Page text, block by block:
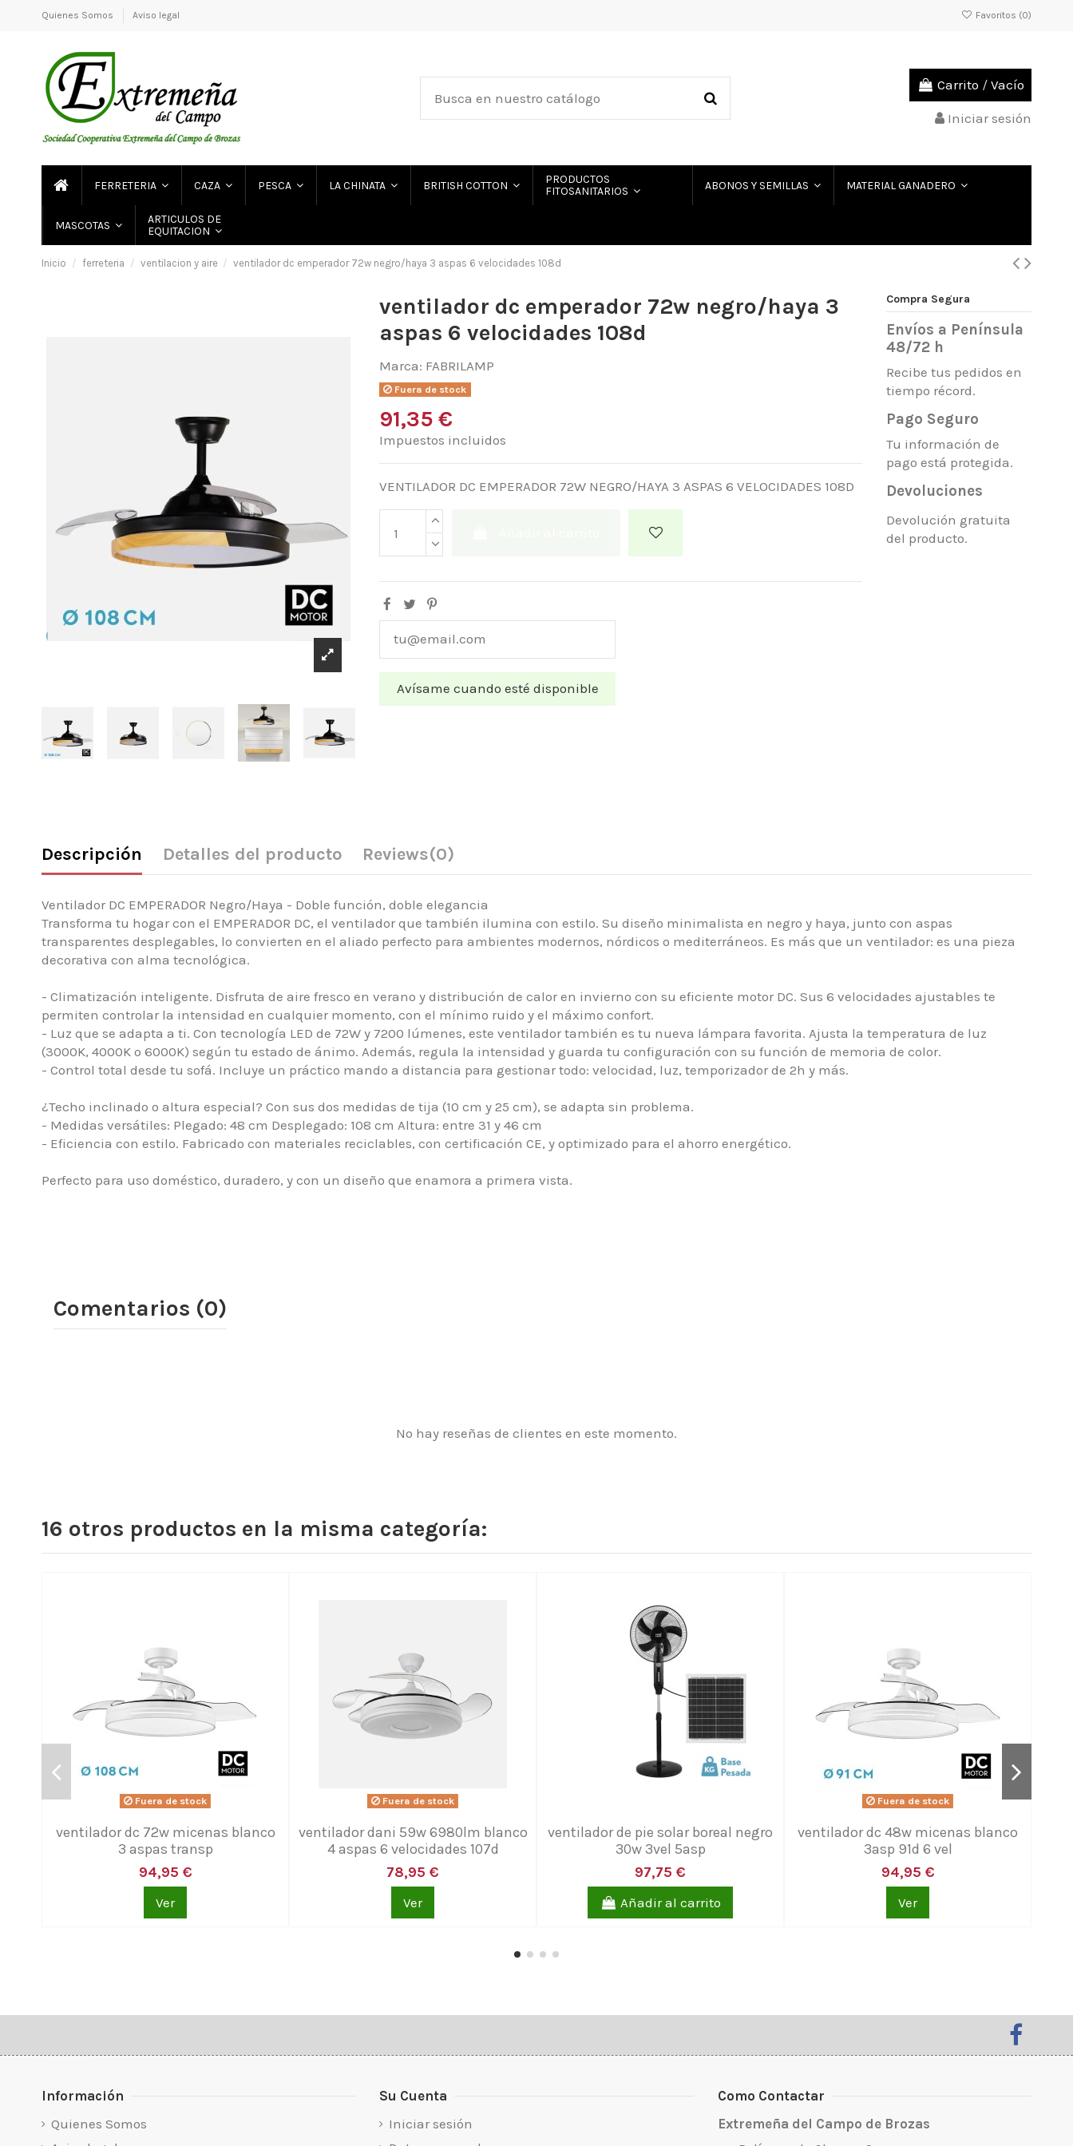
Quienes Somos Aviso legal Favoritos (0)
Carrito / Vacío
Iniciar sesión
FERRETERIA CAZA PESCA LA CHINATA BRITISH COTTON
PRODUCTOS
FITOSANITARIOS
ABONOS Y SEMILLAS MATERIAL GANADERO
MASCOTAS
ARTICULOS DE
EQUITACION
Inicio ferreteria ventilacion y aire ventilador dc emperador 72w negro/haya 3 aspas 6 velocidades 108d
ventilador dc emperador 72w negro/haya 3
aspas 6 velocidades 108d
Marca: FABRILAMP
Fuera de stock
91,35 €
Impuestos incluidos
VENTILADOR DC EMPERADOR 72W NEGRO/HAYA 3 ASPAS 6 VELOCIDADES 108D
Compra Segura
Envíos a Península
48/72 h
Recibe tus pedidos en
tiempo récord.
Pago Seguro
Tu información de
pago está protegida.
Devoluciones
Devolución gratuita
del producto.
Descripción Detalles del producto Reviews(0)
Ventilador DC EMPERADOR Negro/Haya - Doble función, doble elegancia
Transforma tu hogar con el EMPERADOR DC, el ventilador que también ilumina con estilo. Su diseño minimalista en negro y haya, junto con aspas
transparentes desplegables, lo convierten en el aliado perfecto para ambientes modernos, nórdicos o mediterráneos. Es más que un ventilador: es una pieza
decorativa con alma tecnológica.
- Climatización inteligente. Disfruta de aire fresco en verano y distribución de calor en invierno con su eficiente motor DC. Sus 6 velocidades ajustables te
permiten controlar la intensidad en cualquier momento, con el mínimo ruido y el máximo confort.
- Luz que se adapta a ti. Con tecnología LED de 72W y 7200 lúmenes, este ventilador también es tu nueva lámpara favorita. Ajusta la temperatura de luz
(3000K, 4000K o 6000K) según tu estado de ánimo. Además, regula la intensidad y guarda tu configuración con su función de memoria de color.
- Control total desde tu sofá. Incluye un práctico mando a distancia para gestionar todo: velocidad, luz, temporizador de 2h y más.
¿Techo inclinado o altura especial? Con sus dos medidas de tija (10 cm y 25 cm), se adapta sin problema.
- Medidas versátiles: Plegado: 48 cm Desplegado: 108 cm Altura: entre 31 y 46 cm
- Eficiencia con estilo. Fabricado con materiales reciclables, con certificación CE, y optimizado para el ahorro energético.
Perfecto para uso doméstico, duradero, y con un diseño que enamora a primera vista.
Comentarios (0)
No hay reseñas de clientes en este momento.
16 otros productos en la misma categoría:
Fuera de stock
ventilador dc 72w micenas blanco
3 aspas transp
94,95 €
Ver
Fuera de stock
ventilador dani 59w 6980lm blanco
4 aspas 6 velocidades 107d
78,95 €
Ver
ventilador de pie solar boreal negro
30w 3vel 5asp
97,75 €
Añadir al carrito
Fuera de stock
ventilador dc 48w micenas blanco
3asp 91d 6 vel
94,95 €
Ver
Información
Quienes Somos
Su Cuenta
Iniciar sesión
Como Contactar
Extremeña del Campo de Brozas